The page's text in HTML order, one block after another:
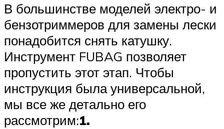
В большинстве моделей электро- и
бензотриммеров для замены лески
понадобится снять катушку.
Инструмент FUBAG позволяет
пропустить этот этап. Чтобы
инструкция была универсальной,
мы все же детально его
рассмотрим:1.